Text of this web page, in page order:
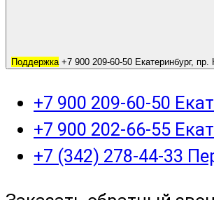
Поддержка +7 900 209-60-50 Екатеринбург,
+7 900 209-60-50
+7 900 202-66-55
+7 (342) 278-44-33